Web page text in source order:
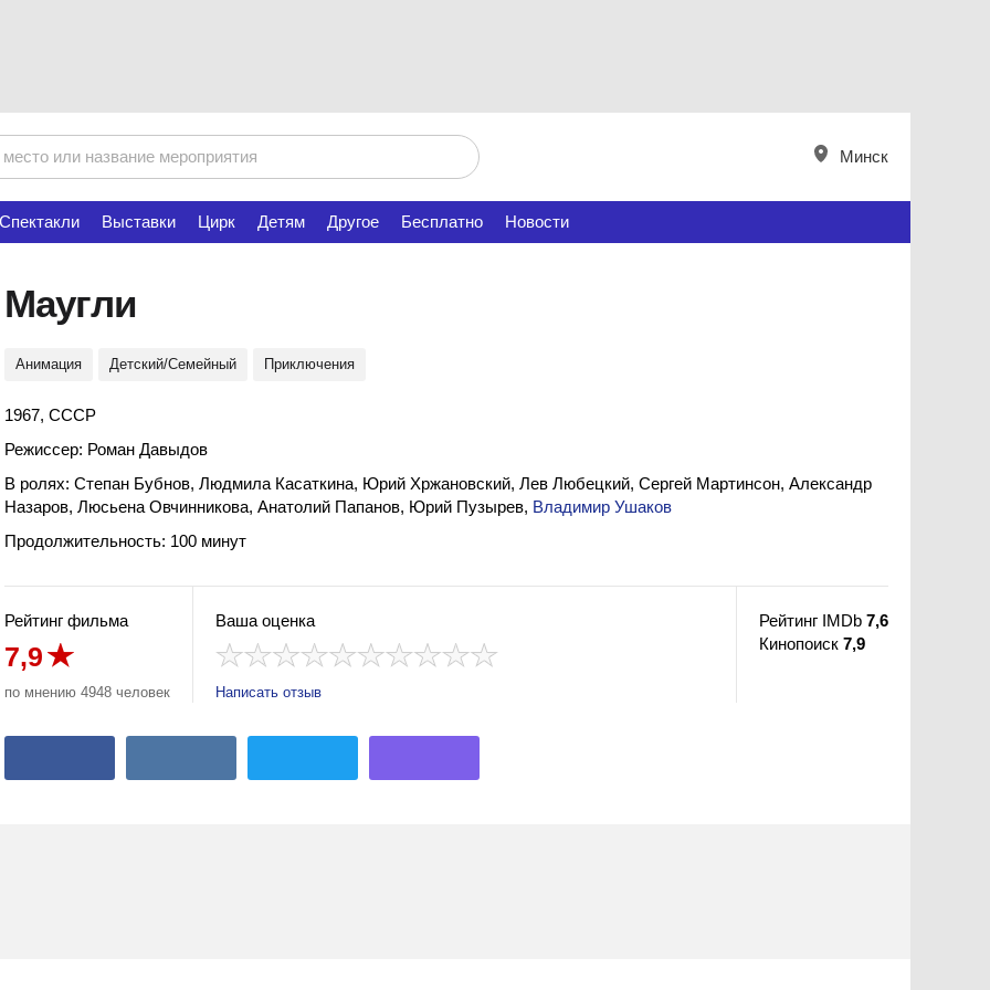
Минск
Спектакли Выставки Цирк Детям Другое Бесплатно Новости
Маугли
Анимация Детский/Семейный Приключения
1967, СССР
Режиссер: Роман Давыдов
В ролях: Степан Бубнов, Людмила Касаткина, Юрий Хржановский, Лев Любецкий, Сергей Мартинсон, Александр
Назаров, Люсьена Овчинникова, Анатолий Папанов, Юрий Пузырев, Владимир Ушаков
Продолжительность: 100 минут
Рейтинг фильма
7,9
по мнению 4948 человек
Ваша оценка
Написать отзыв
Рейтинг IMDb 7,6
Кинопоиск 7,9